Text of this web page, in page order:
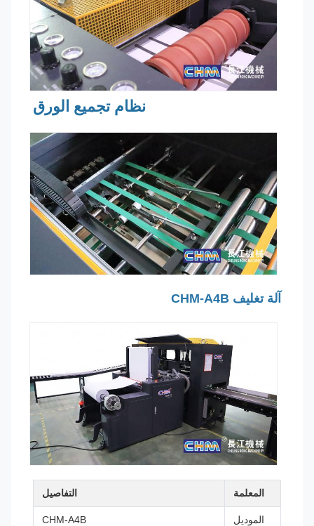
نظام تجميع الورق
آلة تغليف CHM-A4B
المعلمة التفاصيل
الموديل CHM-A4B